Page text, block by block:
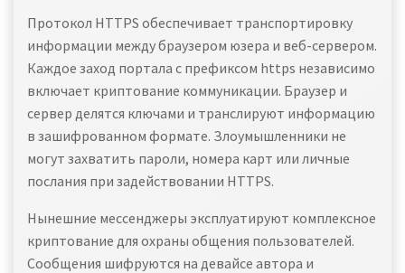
Протокол HTTPS обеспечивает транспортировку
информации между браузером юзера и веб-сервером.
Каждое заход портала с префиксом https независимо
включает криптование коммуникации. Браузер и
сервер делятся ключами и транслируют информацию
в зашифрованном формате. Злоумышленники не
могут захватить пароли, номера карт или личные
послания при задействовании HTTPS.
Нынешние мессенджеры эксплуатируют комплексное
криптование для охраны общения пользователей.
Сообщения шифруются на девайсе автора и